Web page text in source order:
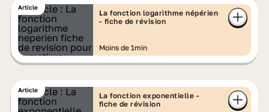
Article
La fonction logarithme népérien
- fiche de révision
Moins de 1min
Article
La fonction exponentielle -
fiche de révision